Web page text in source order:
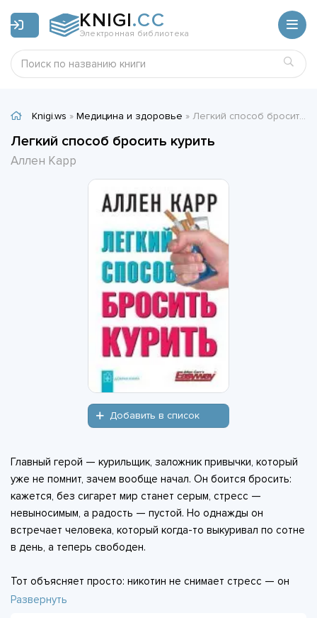
KNIGI.CC
Электронная библиотека
Knigi.ws » Медицина и здоровье » Легкий способ бросить курить - Аллен Карр
Легкий способ бросить курить
Аллен Карр
Добавить в список
Главный герой — курильщик, заложник привычки, который
уже не помнит, зачем вообще начал. Он боится бросить:
кажется, без сигарет мир станет серым, стресс —
невыносимым, а радость — пустой. Но однажды он
встречает человека, который когда-то выкуривал по сотне
в день, а теперь свободен.
Тот объясняет просто: никотин не снимает стресс — он
его создаёт. Каждая затяжка лишь временно утоляет
Развернуть